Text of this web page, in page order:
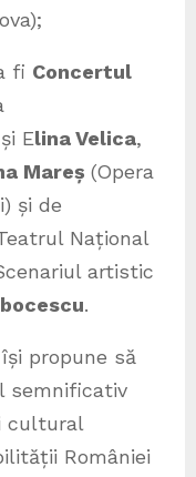
fi Concertul
și Elina Velica,
Mareș (Opera
și de
Național
artistic
.
propune să
semnificativ
cultural
României